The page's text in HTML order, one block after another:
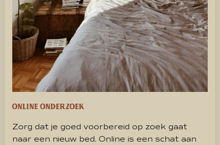
Online onderzoek
Zorg dat je goed voorbereid op zoek gaat
naar een nieuw bed. Online is een schat aan